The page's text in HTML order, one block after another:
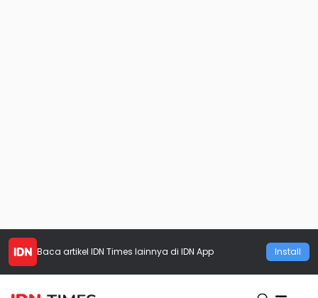
Baca artikel IDN Times lainnya di IDN App Install